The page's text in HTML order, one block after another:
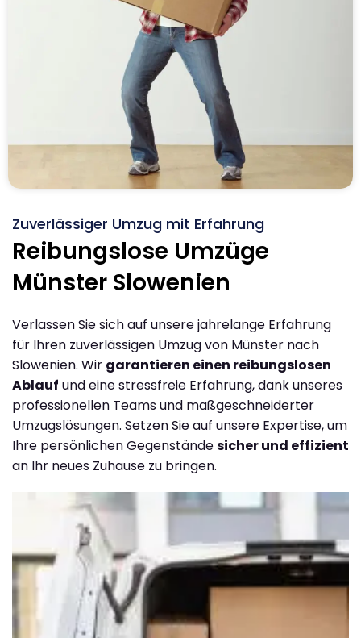
Zuverlässiger Umzug mit Erfahrung
Reibungslose Umzüge
Münster Slowenien
Verlassen Sie sich auf unsere jahrelange Erfahrung
für Ihren zuverlässigen Umzug von Münster nach
Slowenien. Wir garantieren einen reibungslosen
Ablauf und eine stressfreie Erfahrung, dank unseres
professionellen Teams und maßgeschneiderter
Umzugslösungen. Setzen Sie auf unsere Expertise, um
Ihre persönlichen Gegenständesicher und effizient
an Ihr neues Zuhause zu bringen.